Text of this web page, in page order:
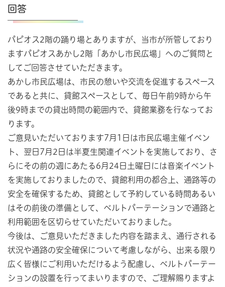
回答
パピオス2階の踊り場とありますが、当市が所管しており
ますパピオスあかし2階「あかし市民広場」へのご質問と
してご回答させていただきます。
あかし市民広場は、市民の憩いや交流を促進するスペース
であると共に、貸館スペースとして、毎日午前9時から午
後9時までの貸出時間の範囲内で、貸館業務を行なってお
ります。
ご意見いただいております7月1日は市民広場主催イベン
ト、翌日7月2日は半夏生関連イベントを実施しており、さ
らにその前の週にあたる6月24日土曜日には音楽イベント
を実施しておりましたので、貸館利用の都合上、通路等の
安全を確保するため、貸館として予約している時間あるい
はその前後の準備として、ベルトパーテーションで通路と
利用範囲を区切らせていただいておりました。
今後は、ご意見いただきました内容を踏まえ、通行される
状況や通路の安全確保について考慮しながら、出来る限り
広く皆様にご利用いただけるよう配慮し、ベルトパーテー
ションの設置を行ってまいりますので、ご理解賜りますよ